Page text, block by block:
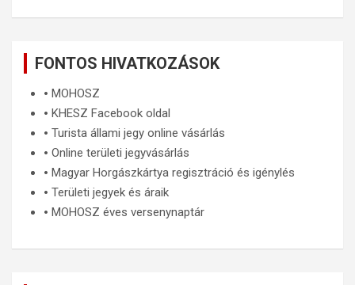
FONTOS HIVATKOZÁSOK
🞄 MOHOSZ
🞄 KHESZ Facebook oldal
🞄 Turista állami jegy online vásárlás
🞄 Online területi jegyvásárlás
🞄 Magyar Horgászkártya regisztráció és igénylés
🞄 Területi jegyek és áraik
🞄 MOHOSZ éves versenynaptár